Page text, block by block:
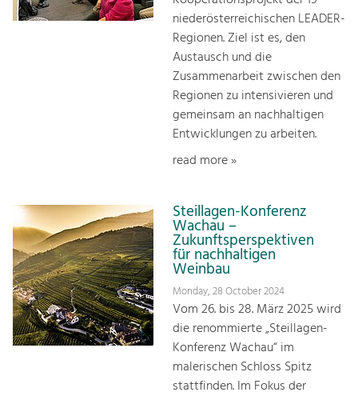
niederösterreichischen LEADER-
Regionen. Ziel ist es, den
Austausch und die
Zusammenarbeit zwischen den
Regionen zu intensivieren und
gemeinsam an nachhaltigen
Entwicklungen zu arbeiten.
read more »
Steillagen-Konferenz
Wachau –
Zukunftsperspektiven
für nachhaltigen
Weinbau
Monday, 28 October 2024
Vom 26. bis 28. März 2025 wird
die renommierte „Steillagen-
Konferenz Wachau“ im
malerischen Schloss Spitz
stattfinden. Im Fokus der